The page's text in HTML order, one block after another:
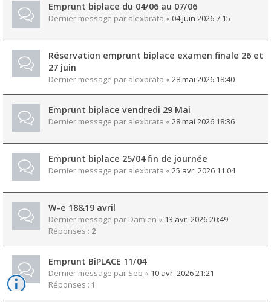
Emprunt biplace du 04/06 au 07/06
Dernier message par alexbrata « 04 juin 2026 7:15
Réservation emprunt biplace examen finale 26 et
27 juin
Dernier message par alexbrata « 28 mai 2026 18:40
Emprunt biplace vendredi 29 Mai
Dernier message par alexbrata « 28 mai 2026 18:36
Emprunt biplace 25/04 fin de journée
Dernier message par alexbrata « 25 avr. 2026 11:04
W-e 18&19 avril
Dernier message par Damien « 13 avr. 2026 20:49
Réponses : 2
Emprunt BiPLACE 11/04
Dernier message par Seb « 10 avr. 2026 21:21
Réponses : 1